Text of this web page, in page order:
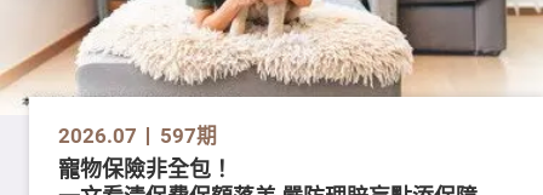
2026.07 597期
寵物保險非全包！